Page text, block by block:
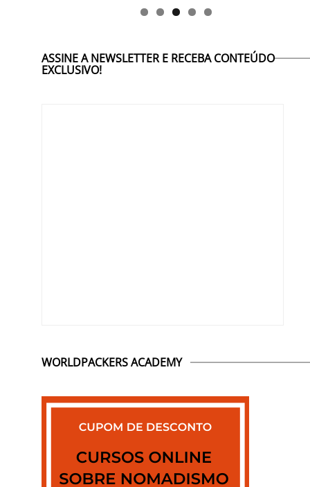
ASSINE A NEWSLETTER E RECEBA CONTEÚDO
EXCLUSIVO!
WORLDPACKERS ACADEMY